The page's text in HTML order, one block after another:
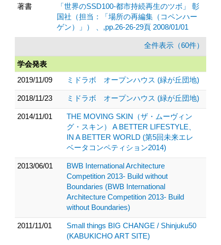
著書
「世界のSSD100-都市持続再生のツボ」 彰
国社（担当：「場所の再編集（コペンハー
ゲン）」） 、,pp.26-26-29頁 2008/01/01
全件表示（60件）
学会発表
2019/11/09
ミドラボ オープンハウス (緑が丘団地)
2018/11/23 ミドラボ オープンハウス (緑が丘団地)
2014/11/01
THE MOVING SKIN（ザ・ムーヴィン
グ・スキン） A BETTER LIFESTYLE、
IN A BETTER WORLD (第5回未来エレ
ベータコンペティション2014)
2013/06/01
BWB International Architecture
Competition 2013- Build without
Boundaries (BWB International
Architecture Competition 2013- Build
without Boundaries)
2011/11/01
Small things BIG CHANGE / Shinjuku50
(KABUKICHO ART SITE)